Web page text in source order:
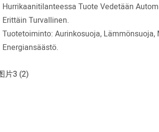
Hurrikaanitilanteessa Tuote Vedetään
Erittäin Turvallinen.
Tuotetoiminto: Aurinkosuoja, Lämmönsuoja,
Energiansäästö.